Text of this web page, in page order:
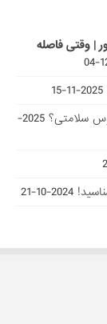
| وقتی فاصله
2025-11-15
سلامتی؟
2025-
2024-10-21